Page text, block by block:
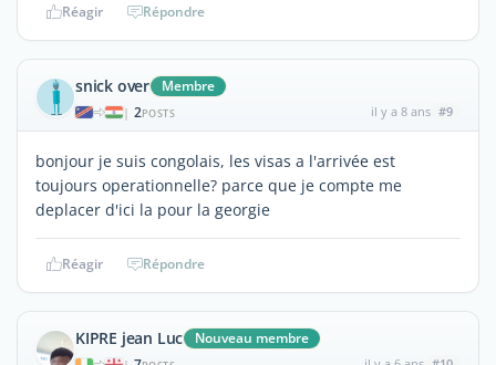
Réagir Répondre
snick over Membre
| 2POSTS il y a 8 ans #9
bonjour je suis congolais, les visas a l'arrivée est
toujours operationnelle? parce que je compte me
deplacer d'ici la pour la georgie
Réagir Répondre
KIPRE jean Luc Nouveau membre